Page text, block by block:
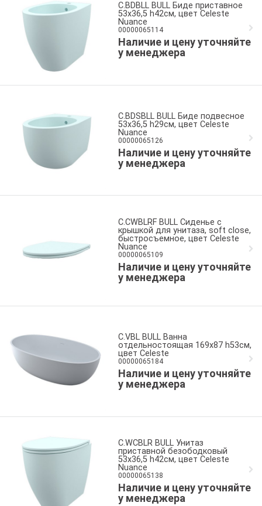
C.BDBLL BULL Биде приставное
53x36,5 h42см, цвет Celeste
Nuance
00000065114
Наличие и цену уточняйте
у менеджера
C.BDSBLL BULL Биде подвесное
53x36,5 h29см, цвет Celeste
Nuance
00000065126
Наличие и цену уточняйте
у менеджера
C.CWBLRF BULL Сиденье с
крышкой для унитаза, soft close,
быстросъемное, цвет Celeste
Nuance
00000065109
Наличие и цену уточняйте
у менеджера
C.VBL BULL Ванна
отдельностоящая 169x87 h53см,
цвет Celeste
00000065184
Наличие и цену уточняйте
у менеджера
C.WCBLR BULL Унитаз
приставной безободковый
53x36,5 h42см, цвет Celeste
Nuance
00000065138
Наличие и цену уточняйте
у менеджера